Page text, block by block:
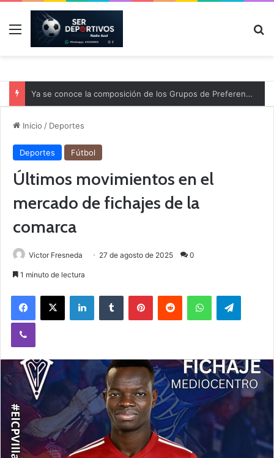
Menú
Ya se conoce la composición de los Grupos de Preferente y el calendario
Inicio / Deportes
Deportes Fútbol
Últimos movimientos en el
mercado de fichajes de la
comarca
Victor Fresneda 27 de agosto de 2025 0
1 minuto de lectura